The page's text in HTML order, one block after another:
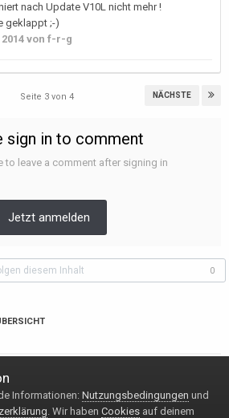
nach Update V10L nicht mehr !
geklappt ;-)
von f-r-g
NÄCHSTE
Seite 3 von 4
sign in to comment
to leave a comment after signing in
Jetzt anmelden
diesem Inhalt 0
Kontakt
Informationen: Nutzungsbedingungen und
. Wir haben Cookies auf deinem